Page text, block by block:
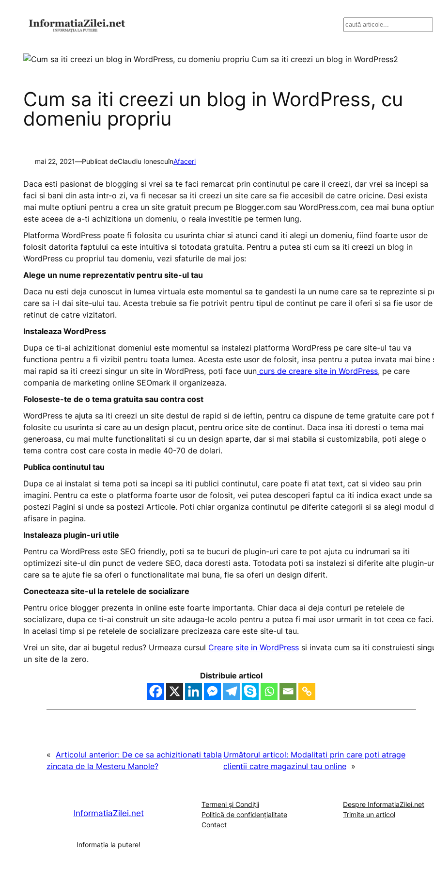
Search
Cum sa iti creezi un blog in WordPress, cu
domeniu propriu
mai 22, 2021—Publicat deClaudiu IonescuînAfaceri
Daca esti pasionat de blogging si vrei sa te faci remarcat prin continutul pe care il creezi, dar vrei sa incepi sa
faci si bani din asta intr-o zi, va fi necesar sa iti creezi un site care sa fie accesibil de catre oricine. Desi exista
mai multe optiuni pentru a crea un site gratuit precum pe Blogger.com sau WordPress.com, cea mai buna
este aceea de a-ti achizitiona un domeniu, o reala investitie pe termen lung.
Platforma WordPress poate fi folosita cu usurinta chiar si atunci cand iti alegi un domeniu, fiind foarte usor de
folosit datorita faptului ca este intuitiva si totodata gratuita. Pentru a putea sti cum sa iti creezi un blog in
WordPress cu propriul tau domeniu, vezi sfaturile de mai jos:
Alege un nume reprezentativ pentru site-ul tau
Daca nu esti deja cunoscut in lumea virtuala este momentul sa te gandesti la un nume care sa te reprezinte si
care sa i-l dai site-ului tau. Acesta trebuie sa fie potrivit pentru tipul de continut pe care il oferi si sa fie usor de
retinut de catre vizitatori.
Instaleaza WordPress
Dupa ce ti-ai achizitionat domeniul este momentul sa instalezi platforma WordPress pe care site-ul tau va
functiona pentru a fi vizibil pentru toata lumea. Acesta este usor de folosit, insa pentru a putea invata mai bine
mai rapid sa iti creezi singur un site in WordPress, poti face uun curs de creare site in WordPress, pe care
compania de marketing online SEOmark il organizeaza.
Foloseste-te de o tema gratuita sau contra cost
WordPress te ajuta sa iti creezi un site destul de rapid si de ieftin, pentru ca dispune de teme gratuite care pot
folosite cu usurinta si care au un design placut, pentru orice site de continut. Daca insa iti doresti o tema mai
generoasa, cu mai multe functionalitati si cu un design aparte, dar si mai stabila si customizabila, poti alege o
tema contra cost care costa in medie 40-70 de dolari.
Publica continutul tau
Dupa ce ai instalat si tema poti sa incepi sa iti publici continutul, care poate fi atat text, cat si video sau prin
imagini. Pentru ca este o platforma foarte usor de folosit, vei putea descoperi faptul ca iti indica exact unde sa
postezi Pagini si unde sa postezi Articole. Poti chiar organiza continutul pe diferite categorii si sa alegi modul
afisare in pagina.
Instaleaza plugin-uri utile
Pentru ca WordPress este SEO friendly, poti sa te bucuri de plugin-uri care te pot ajuta cu indrumari sa iti
optimizezi site-ul din punct de vedere SEO, daca doresti asta. Totodata poti sa instalezi si diferite alte plugin-
care sa te ajute fie sa oferi o functionalitate mai buna, fie sa oferi un design diferit.
Conecteaza site-ul la retelele de socializare
Pentru orice blogger prezenta in online este foarte importanta. Chiar daca ai deja conturi pe retelele de
socializare, dupa ce ti-ai construit un site adauga-le acolo pentru a putea fi mai usor urmarit in tot ceea ce faci.
In acelasi timp si pe retelele de socializare precizeaza care este site-ul tau.
Vrei un site, dar ai bugetul redus? Urmeaza cursul Creare site in WordPress si invata cum sa iti construiesti
un site de la zero.
Distribuie articol
« Articolul anterior: De ce sa achizitionati tabla
zincata de la Mesteru Manole?
Următorul articol: Modalitati prin care poti atrage
clientii catre magazinul tau online »
InformatiaZilei.net
Informația la putere!
Termeni și Condiții
Politică de confidențialitate
Contact
Despre InformatiaZilei.net
Trimite un articol